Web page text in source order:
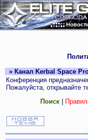
» Канал Kerbal Space
Конференция
Пожалуйста, открывайте
Поиск|